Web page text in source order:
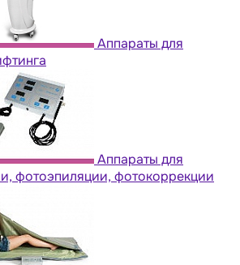
Аппараты для
Аппараты для
фотоэпиляции, фотокоррекции